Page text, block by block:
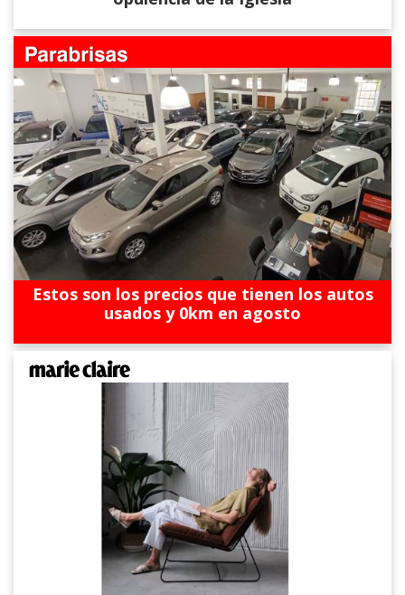
Estos son los precios que tienen los autos
usados y 0km en agosto